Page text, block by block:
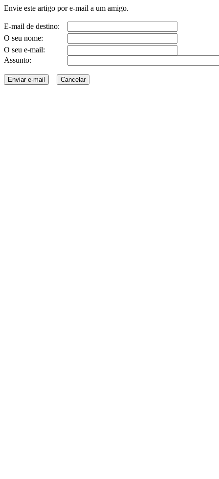
Envie este artigo por e-mail a um amigo.
E-mail de destino:
O seu nome:
O seu e-mail:
Assunto: